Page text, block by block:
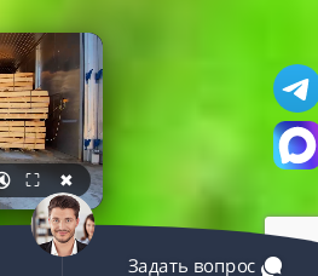
⛶ ✖
Задать вопрос